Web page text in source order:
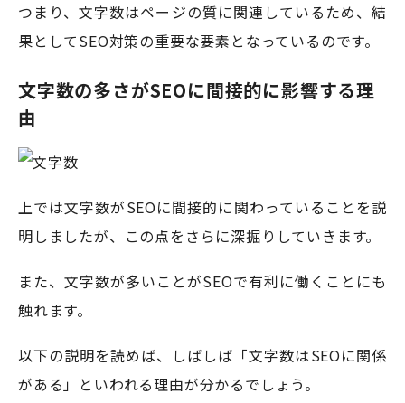
つまり、文字数はページの質に関連しているため、結
果としてSEO対策の重要な要素となっているのです。
文字数の多さがSEOに間接的に影響する理
由
上では文字数がSEOに間接的に関わっていることを説
明しましたが、この点をさらに深掘りしていきます。
また、文字数が多いことがSEOで有利に働くことにも
触れます。
以下の説明を読めば、しばしば「文字数はSEOに関係
がある」といわれる理由が分かるでしょう。